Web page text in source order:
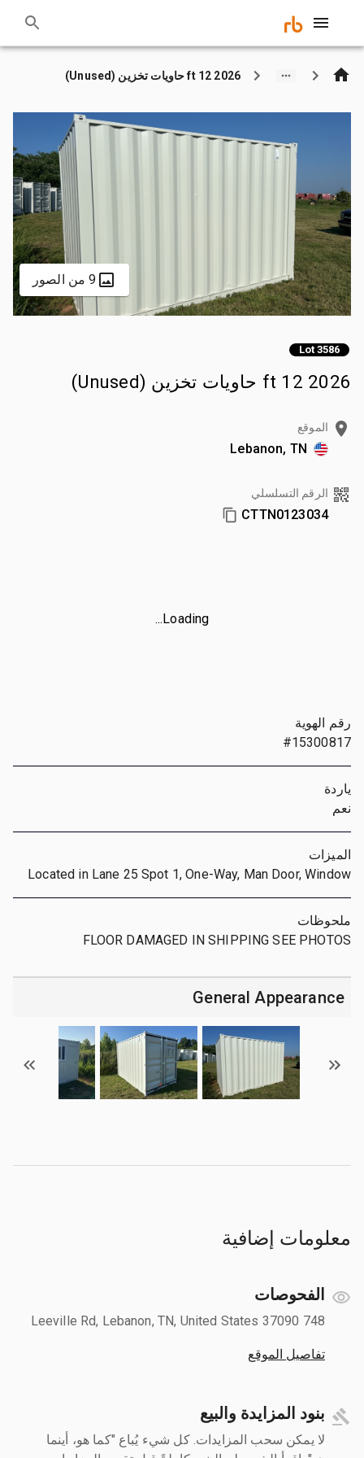
2026 12 ft حاويات تخزين (Unused)
9 من الصور
Lot 3586
2026 12 ft حاويات تخزين (Unused)
الموقع
Lebanon, TN
الرقم التسلسلي
CTTN0123034
Loading...
رقم الهوية
#15300817
ياردة
نعم
الميزات
Located in Lane 25 Spot 1, One-Way, Man Door, Window
ملحوظات
FLOOR DAMAGED IN SHIPPING SEE PHOTOS
General Appearance
معلومات إضافية
الفحوصات
748 Leeville Rd, Lebanon, TN, United States 37090
تفاصيل الموقع
بنود المزايدة والبيع
لا يمكن سحب المزايدات. كل شيء يُباع "كما هو، أينما